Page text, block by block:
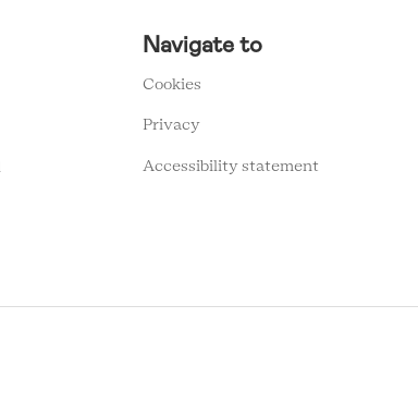
Navigate to
Cookies
Privacy
Accessibility statement